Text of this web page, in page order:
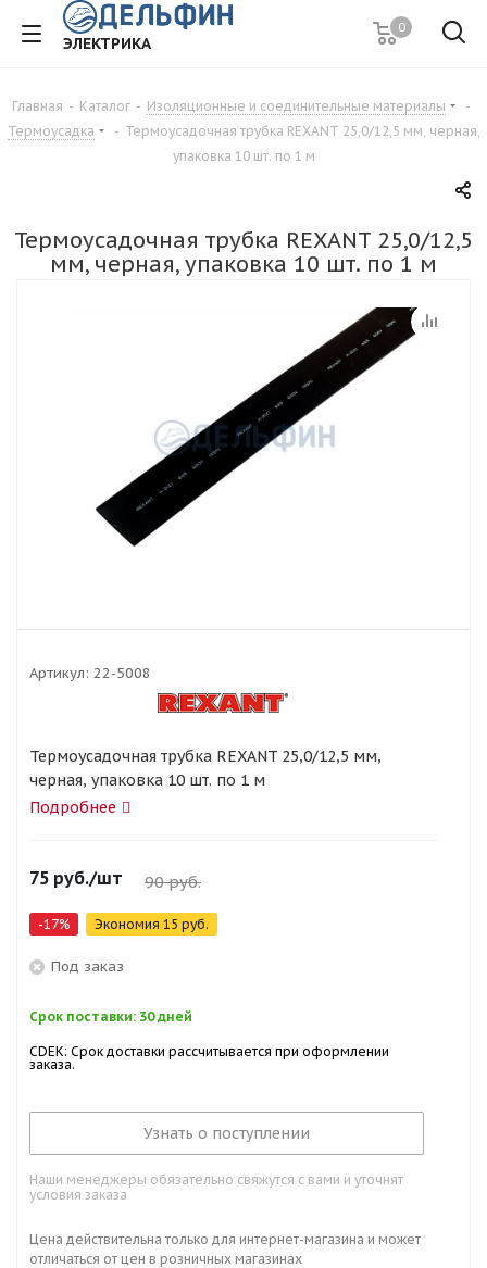
ЭЛЕКТРИКА
0
Главная - Каталог - Изоляционные и соединительные материалы
-
Термоусадка
- Термоусадочная трубка REXANT 25,0/12,5 мм, черная,
упаковка 10 шт. по 1 м
Термоусадочная трубка REXANT 25,0/12,5
мм, черная, упаковка 10 шт. по 1 м
Артикул: 22-5008
Термоусадочная трубка REXANT 25,0/12,5 мм,
черная, упаковка 10 шт. по 1 м
Подробнее
75 руб./шт 90руб.
-17% Экономия 15 руб.
Под заказ
Срок поставки: 30 дней
CDEK: Срок доставки рассчитывается при оформлении
заказа.
Узнать о поступлении
Наши менеджеры обязательно свяжутся с вами и уточнят
условия заказа
Цена действительна только для интернет-магазина и может
отличаться от цен в розничных магазинах